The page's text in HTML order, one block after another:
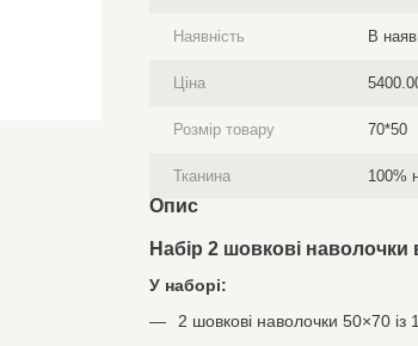
Наявність В
Ціна
Розмір товару 70*50
Тканина 100%
Опис
Набір 2 шовкові наволочки
У наборі:
2 шовкові наволочки 50×70